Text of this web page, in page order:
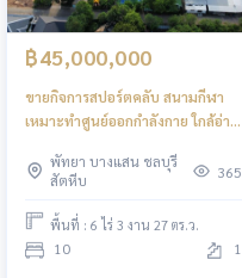
฿45,000,000
ขายกิจการสปอร์ตคลับ สนามกีฬา
เหมาะทำศูนย์ออกกำลังกาย ใกล้อ่าง
พัทยาพัทยา บางแสน ชลบุรี
สัตหีบ
365
พื้นที่ : 6 ไร่ 3 งาน 27 ตร.ว.
10 1